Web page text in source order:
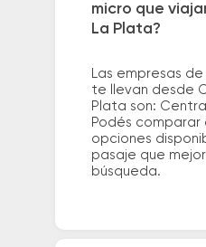
micro que
La Plata?
Las empresas
te llevan desde
Plata son:
Podés
opciones
pasaje que
búsqueda.